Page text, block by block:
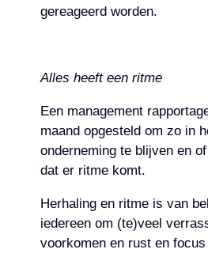
gereageerd worden.
Alles heeft een ritme
Een management
maand opgesteld om zo in
onderneming te blijven en
dat er ritme komt.
Herhaling en ritme is van
iedereen om (te)veel
voorkomen en rust en